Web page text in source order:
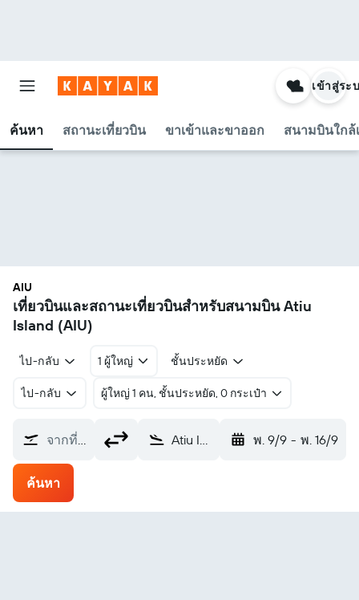
ค้นหา สถานะเที่ยวบิน ขาเข้าและขาออก สนามบินใกล้
เข้าสู่ระ
AIU
เที่ยวบินและสถานะเที่ยวบินสำหรับสนามบิน Atiu
Island (AIU)
ไป-กลับ 1 ผู้ใหญ่ ชั้นประหยัด
ไป-กลับ ผู้ใหญ่ 1 คน, ชั้นประหยัด, 0 กระเป๋า
จากที่ไหน? Atiu Island (AIU) พ. 9/9 - พ. 16/9
ค้นหา